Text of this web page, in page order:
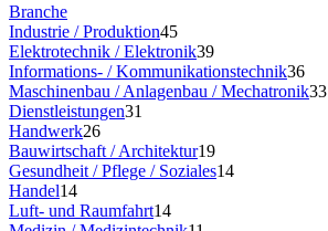
Branche
Industrie / Produktion45
Elektrotechnik / Elektronik39
Informations- / Kommunikationstechnik36
Maschinenbau / Anlagenbau / Mechatronik33
Dienstleistungen31
Handwerk26
Bauwirtschaft / Architektur19
Gesundheit / Pflege / Soziales14
Handel14
Luft- und Raumfahrt14